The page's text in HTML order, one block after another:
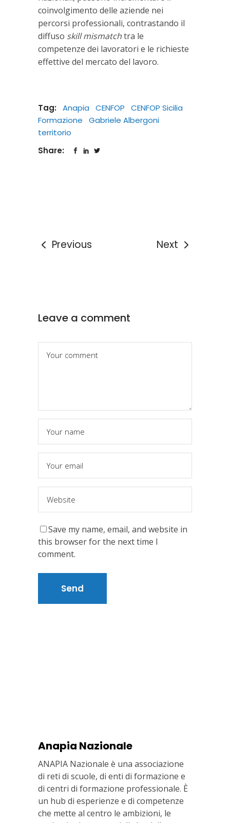
coinvolgimento delle aziende nei
percorsi professionali, contrastando il
diffuso skill mismatchtra le
competenze dei lavoratori e le richieste
effettive del mercato del lavoro.
Tag: Anapia CENFOP
CENFOP Sicilia
Formazione
Gabriele Albergoni
territorio
Share:
Previous Next
Leave a comment
Save my name, email, and website in
this browser for the next time I
comment.
Anapia Nazionale
ANAPIA Nazionale è una associazione
di reti di scuole, di enti di formazione e
di centri di formazione professionale. È
un hub di esperienze e di competenze
che mette al centro le ambizioni, le